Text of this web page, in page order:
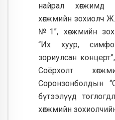
найрал хөгжимд
хөгжмийн зохиолч
№1”, хөгжмийн
“Их хуур,
зориулсан
Соёрхолт
Соронзонболдын
бүтээлүүд
хөгжмийн